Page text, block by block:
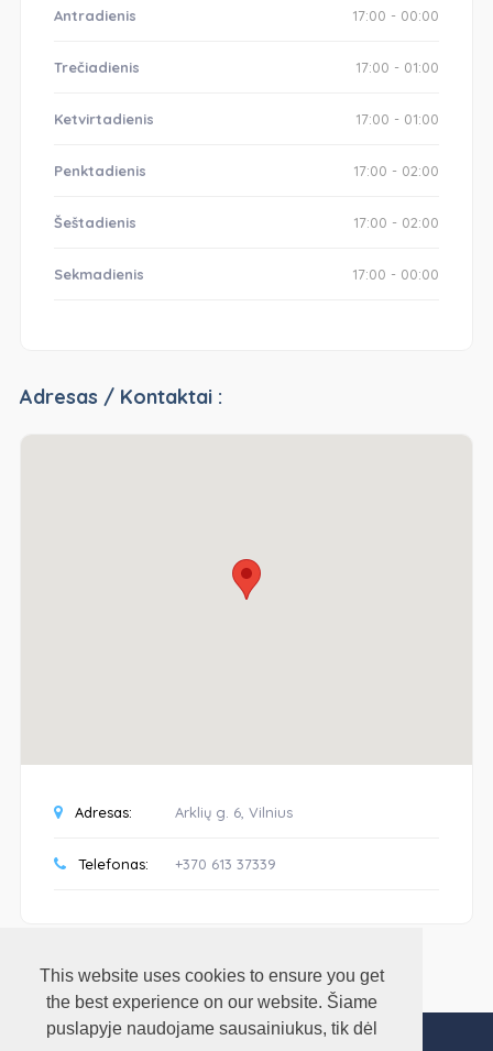
This website uses cookies to ensure you get
the best experience on our website. Šiame
puslapyje naudojame sausainiukus, tik dėl
Antradienis 17:00 - 00:00
Trečiadienis 17:00 - 01:00
Ketvirtadienis 17:00 - 01:00
Penktadienis 17:00 - 02:00
Šeštadienis 17:00 - 02:00
Sekmadienis 17:00 - 00:00
Adresas / Kontaktai :
Adresas: Arklių g. 6, Vilnius
Telefonas: +370 613 37339